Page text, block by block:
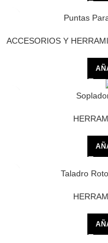
Puntas
ACCESORIOS Y
Taladro